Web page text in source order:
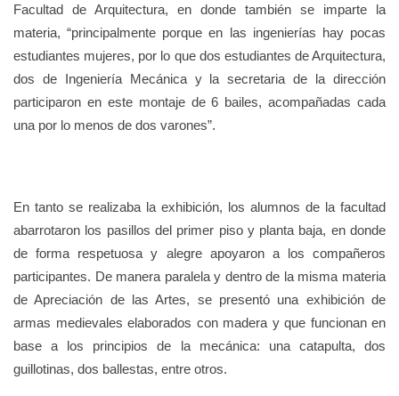
Facultad de Arquitectura, en donde también se imparte la
materia, “principalmente porque en las ingenierías hay pocas
estudiantes mujeres, por lo que dos estudiantes de Arquitectura,
dos de Ingeniería Mecánica y la secretaria de la dirección
participaron en este montaje de 6 bailes, acompañadas cada
una por lo menos de dos varones”.
En tanto se realizaba la exhibición, los alumnos de la facultad
abarrotaron los pasillos del primer piso y planta baja, en donde
de forma respetuosa y alegre apoyaron a los compañeros
participantes. De manera paralela y dentro de la misma materia
de Apreciación de las Artes, se presentó una exhibición de
armas medievales elaborados con madera y que funcionan en
base a los principios de la mecánica: una catapulta, dos
guillotinas, dos ballestas, entre otros.